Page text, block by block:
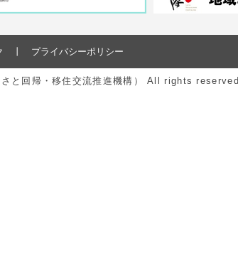
プライバシーポリシー
と回帰・移住交流推進機構） All rights